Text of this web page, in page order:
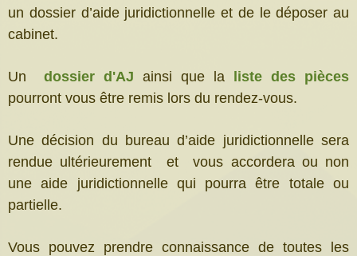
un dossier d’aide juridictionnelle et de le déposer au
cabinet.
Un dossier d'AJ ainsi que la
liste des pièces
pourront vous être remis lors du rendez-vous.
Une décision du bureau d’aide juridictionnelle sera
rendue ultérieurement et vous accordera ou non
une aide juridictionnelle qui pourra être totale ou
partielle.
Vous pouvez prendre connaissance de toutes les